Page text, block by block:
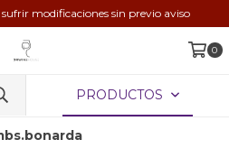
modificaciones sin previo aviso
0
PRODUCTOS